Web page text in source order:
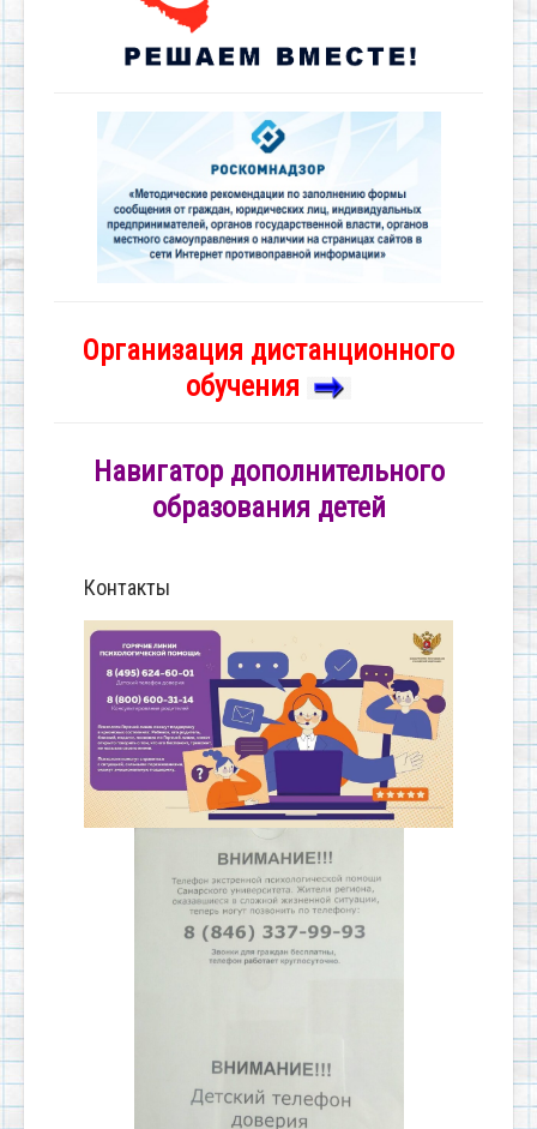
Организация дистанционного
обучения
Навигатор дополнительного
образования детей
Контакты